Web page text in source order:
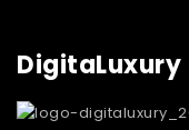
DigitaLuxury